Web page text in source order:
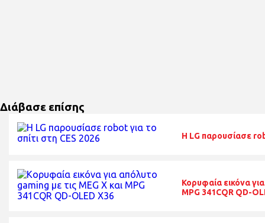
Διάβασε επίσης
H LG παρουσίασε
Κορυφαία εικόνα
MPG 341CQR QD-